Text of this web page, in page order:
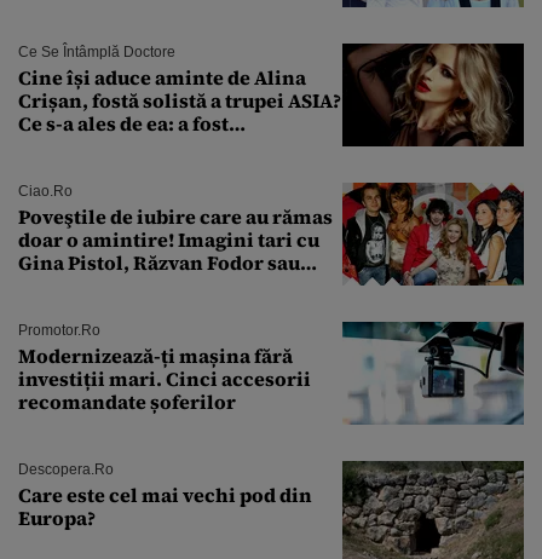
Ce Se Întâmplă Doctore
Cine își aduce aminte de Alina
Crișan, fostă solistă a trupei ASIA?
Ce s-a ales de ea: a fost
Ciao.ro
Poveştile de iubire care au rămas
doar o amintire! Imagini tari cu
Gina Pistol, Răzvan Fodor sau
Promotor.ro
Modernizează-ți mașina fără
investiții mari. Cinci accesorii
recomandate șoferilor
Descopera.ro
Care este cel mai vechi pod din
Europa?